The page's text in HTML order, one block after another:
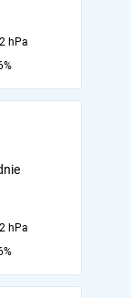
hPa
hPa